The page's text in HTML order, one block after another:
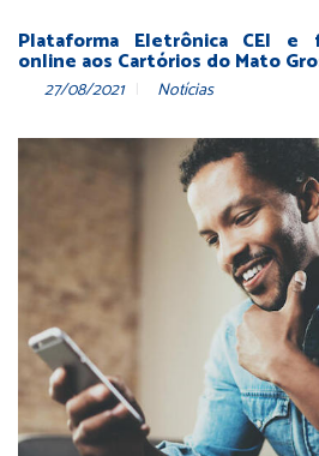
Plataforma Eletrônica CEI e
online aos Cartórios do Mato
27/08/2021 Notícias